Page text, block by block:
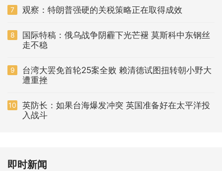
7 观察：特朗普强硬的关税策略正在取得成效
8
国际特稿：俄乌战争阴霾下光芒褪 莫斯科中东钢丝
走不稳
9
台湾大罢免首轮25案全败 赖清德试图扭转朝小野大
遭重挫
10
英防长：如果台海爆发冲突 英国准备好在太平洋投
入战斗
即时新闻